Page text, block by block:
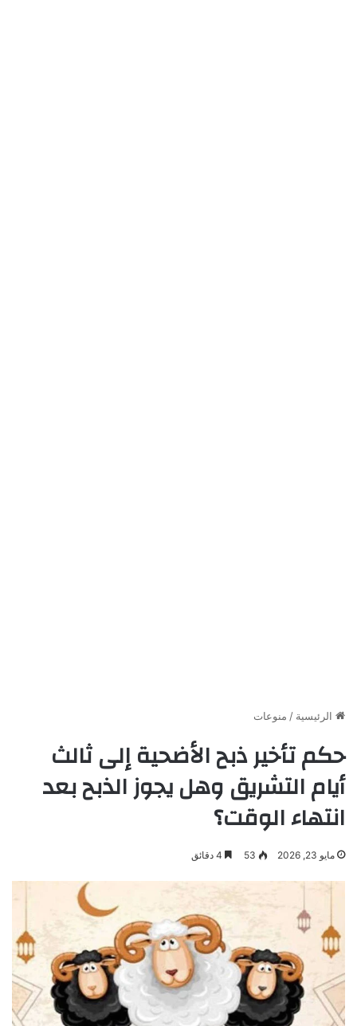
الرئيسية / منوعات
حكم تأخير ذبح الأضحية إلى ثالث
أيام التشريق وهل يجوز الذبح بعد
انتهاء الوقت؟
مايو 23, 2026 53